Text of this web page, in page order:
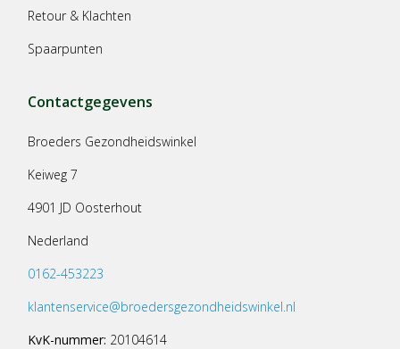
Retour & Klachten
Spaarpunten
Contactgegevens
Broeders Gezondheidswinkel
Keiweg 7
4901 JD Oosterhout
Nederland
0162-453223
klantenservice@broedersgezondheidswinkel.nl
KvK-nummer: 20104614